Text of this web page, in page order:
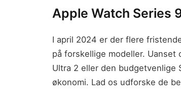
Apple Watch Series
I april 2024 er der flere
på forskellige modeller.
Ultra 2 eller den budgetvenlige
økonomi. Lad os udforske de